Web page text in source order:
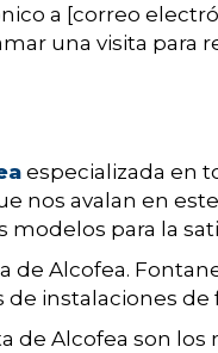
a [correo
una visita para
especializada en
nos avalan en
para la
de Alcofea.
instalaciones de
de Alcofea son los